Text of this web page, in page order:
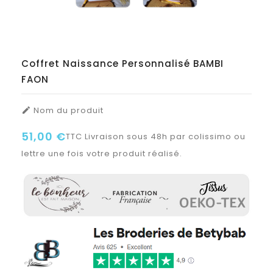
Coffret Naissance Personnalisé BAMBI
FAON
 Nom du produit
51,00 €TTC Livraison sous 48h par colissimo ou
lettre une fois votre produit réalisé.